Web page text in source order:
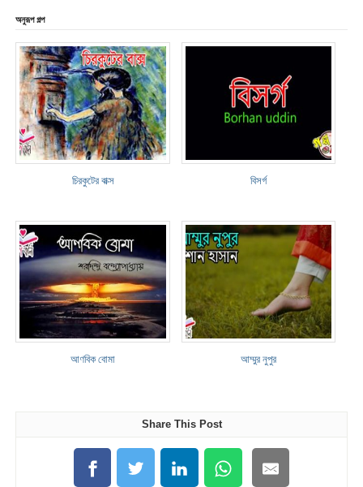
অনুরূপ গল্প
চিরকুটের বাক্স বিসর্গ
আণবিক বোমা আম্মুর নুপুর
Share This Post